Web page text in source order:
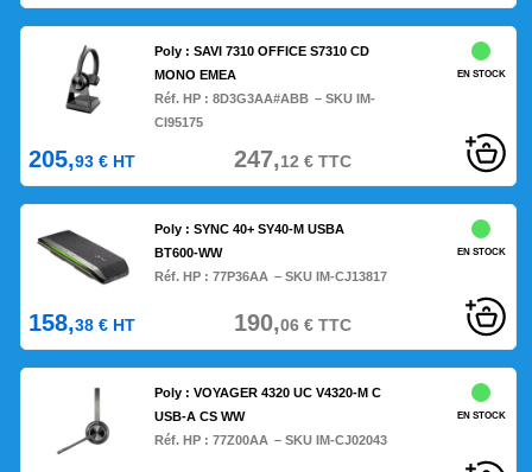
Poly : SAVI 7310 OFFICE S7310 CD
MONO EMEA
Réf. HP :8D3G3AA#ABB – SKU IM-
CI95175
EN STOCK
205,93 € HT 247,12 €TTC
Poly : SYNC 40+ SY40-M USBA
BT600-WW
Réf. HP :77P36AA – SKU IM-CJ13817
EN STOCK
158,38 € HT 190,06€TTC
Poly : VOYAGER 4320 UC V4320-M C
USB-A CS WW
Réf. HP :77Z00AA – SKU IM-CJ02043
EN STOCK